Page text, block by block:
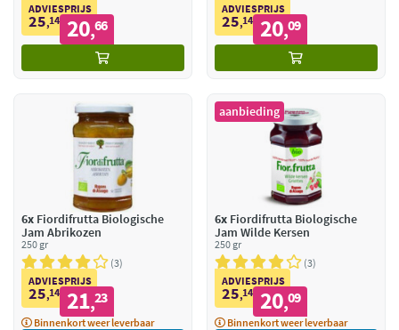
ADVIESPRIJS
25,14 20,66
ADVIESPRIJS
25,14 20,09
6x Fiordifrutta Biologische
Jam Abrikozen
250 gr
3
ADVIESPRIJS
25,14 21,23
Binnenkort weer leverbaar
aanbieding
6xFiordifrutta Biologische
Jam Wilde Kersen
250 gr
3
ADVIESPRIJS
25,14 20,09
Binnenkort weer leverbaar